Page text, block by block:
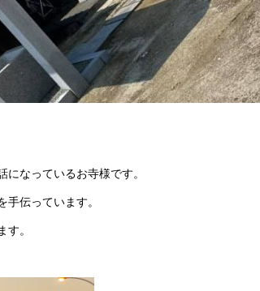
なっているお寺様です。
伝っています。
す。